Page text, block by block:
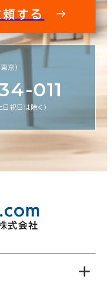
する
京）
011
祝日は除く）